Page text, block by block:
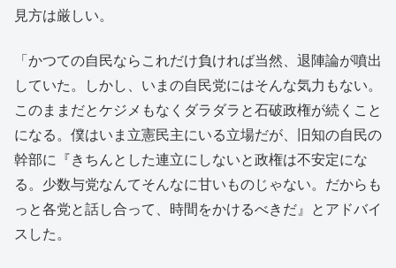
見方は厳しい。
「かつての自民ならこれだけ負ければ当然、退陣論が噴出
していた。しかし、いまの自民党にはそんな気力もない。
このままだとケジメもなくダラダラと石破政権が続くこと
になる。僕はいま立憲民主にいる立場だが、旧知の自民の
幹部に『きちんとした連立にしないと政権は不安定にな
る。少数与党なんてそんなに甘いものじゃない。だからも
っと各党と話し合って、時間をかけるべきだ』とアドバイ
スした。